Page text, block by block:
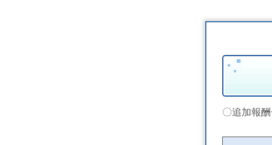
〇追加報